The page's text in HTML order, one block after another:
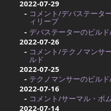
2022-07-29
コメント/デバステータ
ィリープ
デバステーターのビル
2022-07-26
コメント/テクノマンサ
ルド
2022-07-25
テクノマンサーのビル
2022-07-16
コメント/サーマル・ボ
2022-07-14